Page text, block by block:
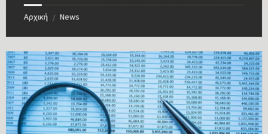
Αρχική / News